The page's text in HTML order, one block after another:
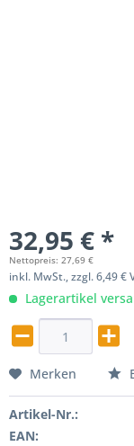
32,95 € *
Nettopreis: 27,69 €
inkl. MwSt., zzgl. 6,49
Lagerartikel
Merken
Artikel-Nr.:
EAN: